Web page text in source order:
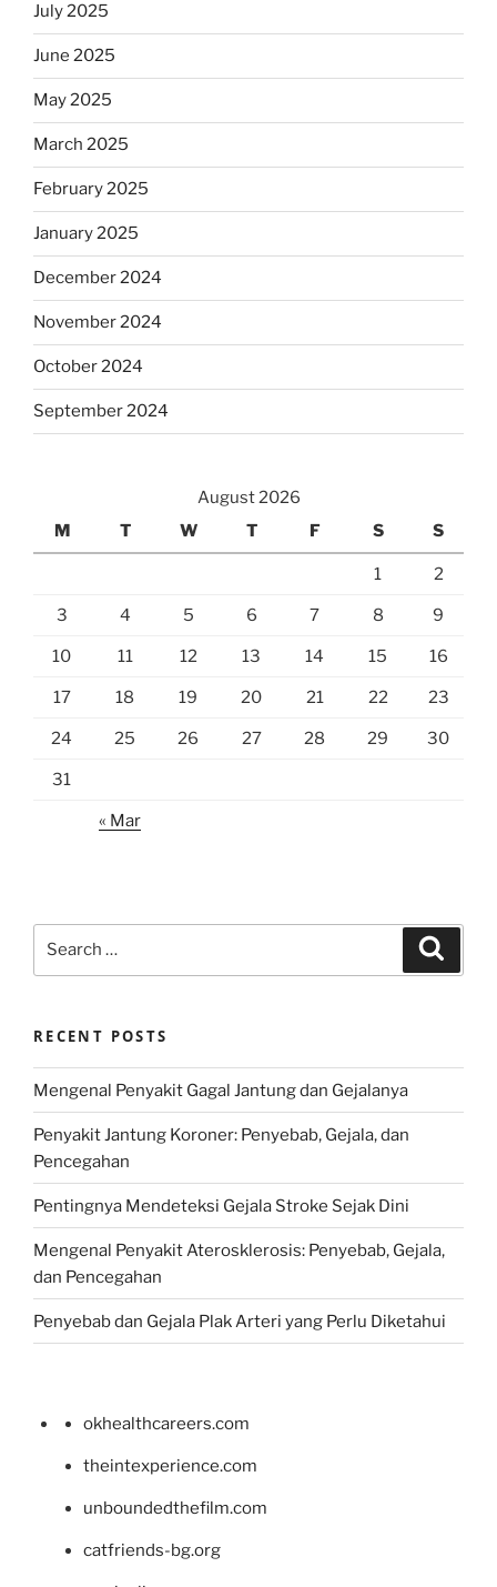
July 2025
June 2025
May 2025
March 2025
February 2025
January 2025
December 2024
November 2024
October 2024
September 2024
August 2026
M
T W T F S S
1 2
3 4 5 6 7 8 9
10 11 12 13 14 15 16
17 18 19 20 21 22 23
24 25 26 27 28 29 30
31
« Mar
RECENT POSTS
Mengenal Penyakit Gagal Jantung dan Gejalanya
Penyakit Jantung Koroner: Penyebab, Gejala, dan
Pencegahan
Pentingnya Mendeteksi Gejala Stroke Sejak Dini
Mengenal Penyakit Aterosklerosis: Penyebab, Gejala,
dan Pencegahan
Penyebab dan Gejala Plak Arteri yang Perlu Diketahui
okhealthcareers.com
theintexperience.com
unboundedthefilm.com
catfriends-bg.org